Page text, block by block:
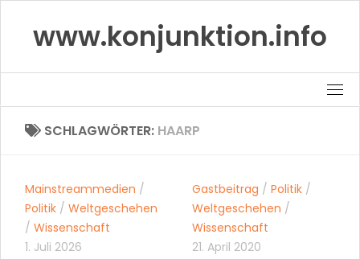
contentwww.konjunktion.info
SCHLAGWÖRTER: HAARP
Mainstreammedien /
Politik / Weltgeschehen
/ Wissenschaft
1. Juli 2026
Gastbeitrag / Politik /
Weltgeschehen /
Wissenschaft
21. April 2020